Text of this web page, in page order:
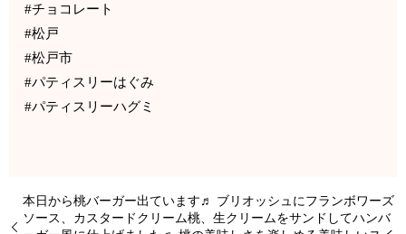
#チョコレート
#松戸
#松戸市
#パティスリーはぐみ
#パティスリーハグミ
本日から桃バーガー出ています♬ ブリオッシュにフランボワーズ
ソース、カスタードクリーム桃、生クリームをサンドしてハンバ